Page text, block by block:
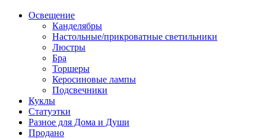
Освещение
Канделябры
Настольные/прикроватные светильники
Люстры
Бра
Торшеры
Керосиновые лампы
Подсвечники
Куклы
Статуэтки
Разное для Дома и Души
Продано